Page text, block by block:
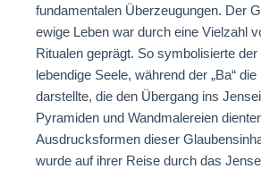
fundamentalen Überzeugungen. Der
ewige Leben war durch eine Vielzahl
Ritualen geprägt. So symbolisierte der
lebendige Seele, während der „Ba“
darstellte, die den Übergang ins
Pyramiden und Wandmalereien
Ausdrucksformen dieser
wurde auf ihrer Reise durch das